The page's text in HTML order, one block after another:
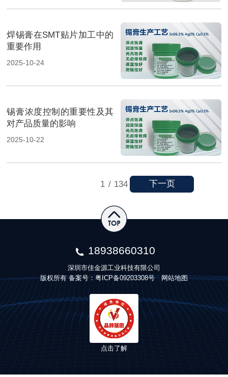
焊锡膏在SMT贴片加工中的
重要作用
2025-10-24
锡膏浓度控制的重要性及其
对产品质量的影响
2025-10-22
1 / 134 下一页
18938660310
深圳市佳金源工业科技有限公司
版权所有 备案号：粤ICP备09203308号 网站地图
点击了解